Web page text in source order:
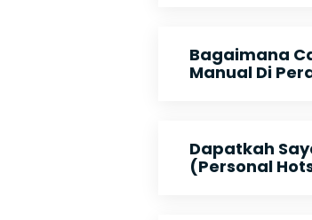
Bagaimana
Manual Di
Dapatkah
(Personal